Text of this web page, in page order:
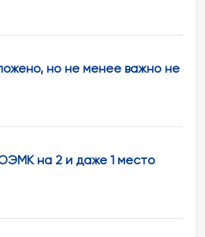
но не менее важно не
на 2 и даже 1 место